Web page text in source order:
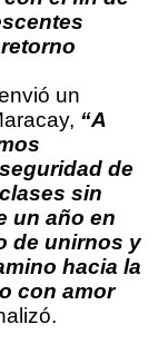
un
“A
de
sin
un año en
de unirnos y
hacia la
con amor